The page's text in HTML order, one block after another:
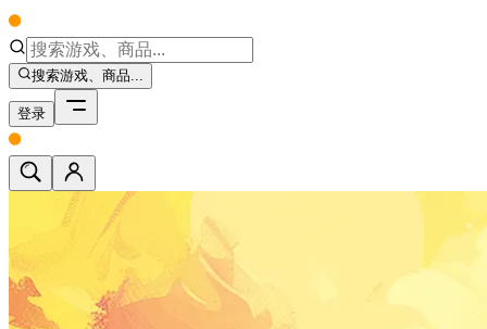
搜索游戏、商品...
登录